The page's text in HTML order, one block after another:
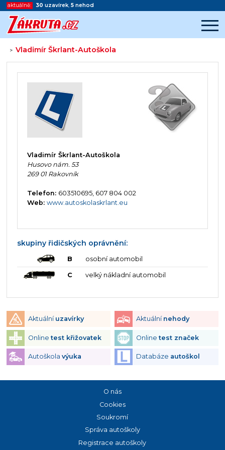
aktuálně: 30 uzavírek, 5 nehod
> Vladimír Škrlant-Autoškola
Začátek reklamy
Konec reklamy
Vladimír Škrlant-Autoškola
Husovo nám. 53
269 01 Rakovník
Telefon: 603510695, 607 804 002
Web: www.autoskolaskrlant.eu
skupiny řidičských oprávnění:
B osobní automobil
C velký nákladní automobil
Aktuální uzavírky Aktuální nehody
Onlinetest křižovatek Onlinetest značek
Autoškola výuka Databáze autoškol
O nás
Cookies
Soukromí
Správa autoškoly
Registrace autoškoly